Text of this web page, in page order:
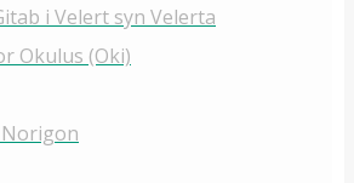
i Velert syn Velerta
Okulus (Oki)